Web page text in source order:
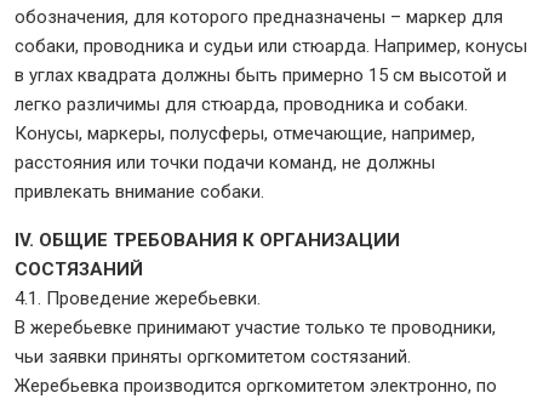
обозначения, для которого предназначены – маркер для
собаки, проводника и судьи или стюарда. Например, конусы
в углах квадрата должны быть примерно 15 см высотой и
легко различимы для стюарда, проводника и собаки.
Конусы, маркеры, полусферы, отмечающие, например,
расстояния или точки подачи команд, не должны
привлекать внимание собаки.
IV. ОБЩИЕ ТРЕБОВАНИЯ К ОРГАНИЗАЦИИ
СОСТЯЗАНИЙ
4.1. Проведение жеребьевки.
В жеребьевке принимают участие только те проводники,
чьи заявки приняты оргкомитетом состязаний.
Жеребьевка производится оргкомитетом электронно, по